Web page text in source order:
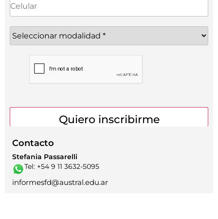
Contacto
Stefania Passarelli
Tel: +54 9 11 3632-5095
informesfd@austral.edu.ar